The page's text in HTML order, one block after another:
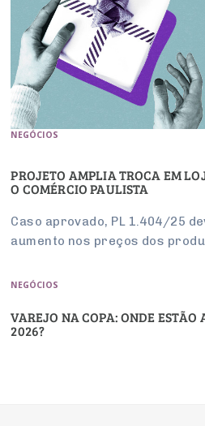
NEGÓCIOS
PROJETO AMPLIA TROCA EM
O COMÉRCIO PAULISTA
Caso aprovado, PL 1.404/25
aumento nos preços dos
NEGÓCIOS
VAREJO NA COPA: ONDE ESTÃO
2026?